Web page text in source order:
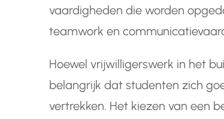
vaardigheden die worden
teamwork en
Hoewel vrijwilligerswerk in het
belangrijk dat studenten zich
vertrekken. Het kiezen van een